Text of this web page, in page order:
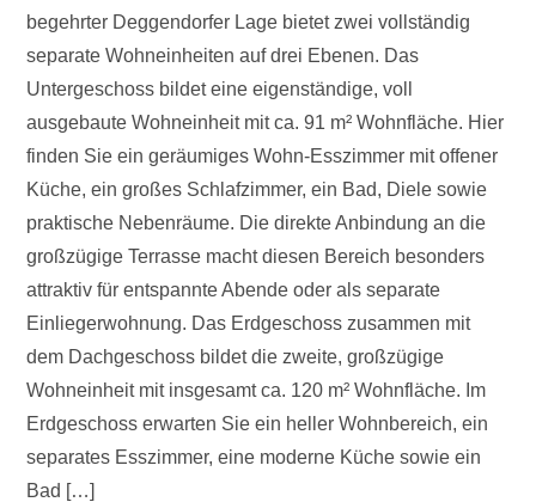
begehrter Deggendorfer Lage bietet zwei vollständig
separate Wohneinheiten auf drei Ebenen. Das
Untergeschoss bildet eine eigenständige, voll
ausgebaute Wohneinheit mit ca. 91 m² Wohnfläche. Hier
finden Sie ein geräumiges Wohn-Esszimmer mit offener
Küche, ein großes Schlafzimmer, ein Bad, Diele sowie
praktische Nebenräume. Die direkte Anbindung an die
großzügige Terrasse macht diesen Bereich besonders
attraktiv für entspannte Abende oder als separate
Einliegerwohnung. Das Erdgeschoss zusammen mit
dem Dachgeschoss bildet die zweite, großzügige
Wohneinheit mit insgesamt ca. 120 m² Wohnfläche. Im
Erdgeschoss erwarten Sie ein heller Wohnbereich, ein
separates Esszimmer, eine moderne Küche sowie ein
Bad […]